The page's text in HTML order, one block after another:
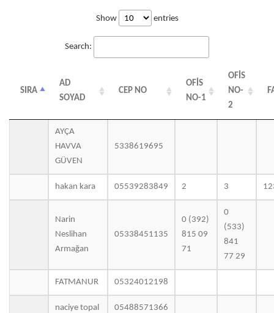
Show entries
Search:
SIRA
AD
SOYAD
CEP NO
OFİS
NO-1
OFİS
NO-
2
AYÇA
HAVVA
GÜVEN
5338619695
hakan kara 05539283849 2 3
Narin
Neslihan
Armağan
05338451135
0 (392)
815 09
71
0
(533)
841
77 29
FATMANUR 05324012198
naciye topal 05488571366